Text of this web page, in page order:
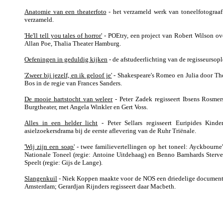
Anatomie van een theaterfoto - het verzameld werk van
verzameld.
'He'll tell you tales of horror' - POEtry, een project van Robert Wilson
Allan Poe, Thalia Theater Hamburg.
Oefeningen in geduldig kijken - de afstudeerlichting van de
'Zweer bij jezelf, en ik geloof je'- Shakespeare's Romeo en Julia door
Bos in de regie van Frances Sanders.
De mooie hartstocht van weleer- Peter Zadek regisseert Ibsens
Burgtheater, met Angela Winkler en Gert Voss.
Alles in een helder licht - Peter Sellars regisseert Euripides
asielzoekersdrama bij de eerste aflevering van de Ruhr Triënale.
'Wij zijn een soap'- twee familievertellingen op het toneel:
Nationale Toneel (regie: Antoine Uitdehaag) en Benno Barnhards
Speelt (regie: Gijs de Lange).
Slangenkuil - Niek Koppen maakte voor de NOS een driedelige
Amsterdam; Gerardjan Rijnders regisseert daar Macbeth.